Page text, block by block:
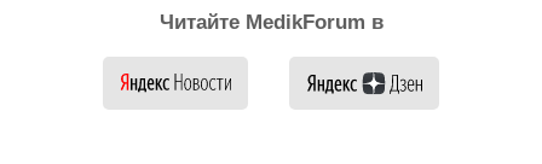
Читайте MedikForum в